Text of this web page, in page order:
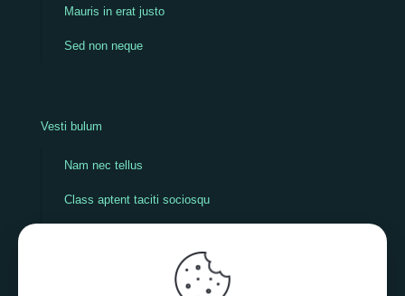
Mauris in erat justo
Sed non neque
Vesti bulum
Nam nec tellus
Class aptent taciti sociosqu